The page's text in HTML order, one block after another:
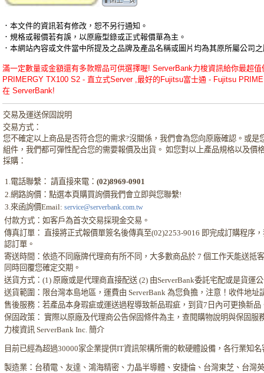
．本文件的資訊若有修改，恕不另行通知。
．規格或報價若有誤，以原廠型錄或正式報價單為主。
．本網站內容或文件當中所提及之品牌及產品名稱或圖片均為其原所屬公司
滿一定數量或金額還有多款贈品可供選擇喔! ServerBank力梭資訊給你最超
PRIMERGY TX100 S2 - 直立式Server ,最好的Fujitsu富士通 - Fujitsu
在 ServerBank!
交易及運送保固說明
交易方式：
您不確定以上商品是否符合您的需求?沒關係，我們會為您向原廠確認。或是
組件，我們都可彈性配合您的需要報價及出貨。 如您對以上產品規格以及價
採購：
1.電話聯繫： 請直接來電：(02)8969-0901
2.網路詢價：點選本頁購買詢價我們會立即與您聯繫!
3.來函詢價Email: service@serverbank.com.tw
付款方式：如客戶為首次交易採現金交易。
傳真訂單： 直接將正式報價單簽名後傳真至(02)2253-9016 即完成訂購程序
認訂單。
寄送時間：依造不同廠牌代理商有所不同，大多數商品於 7 個工作天能送抵
同時回覆您確定交期。
送貨方式：(1) 原廠或是代理商直接配送 (2) 由ServerBank委託宅配或是貨運
送貨範圍：限台灣本島地區，運費由 ServerBank 為您負擔，注意！收件地址
售後服務：若產品本身瑕疵或運送過程導致新品瑕疵，到貨7日內可更換新品
保固政策： 實際以原廠及代理商公告保固條件為主，查閱購物說明與保固服
力梭資訊 ServerBank Inc. 簡介
目前已經為超過30000家企業提供IT資訊架構所需的軟硬體設備，各行業知名
製造業：台積電、友達、鴻海精密、力晶半導體、安捷倫、台灣東芝、台灣